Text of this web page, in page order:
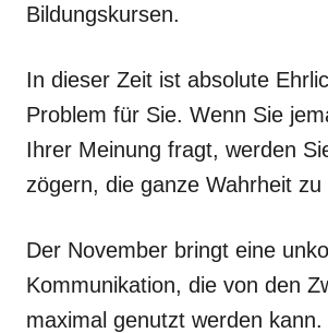
Bildungskursen.
In dieser Zeit ist absolute
Problem für Sie. Wenn Sie
Ihrer Meinung fragt, werden
zögern, die ganze Wahrheit zu
Der November bringt eine
Kommunikation, die von den
maximal genutzt werden kann.